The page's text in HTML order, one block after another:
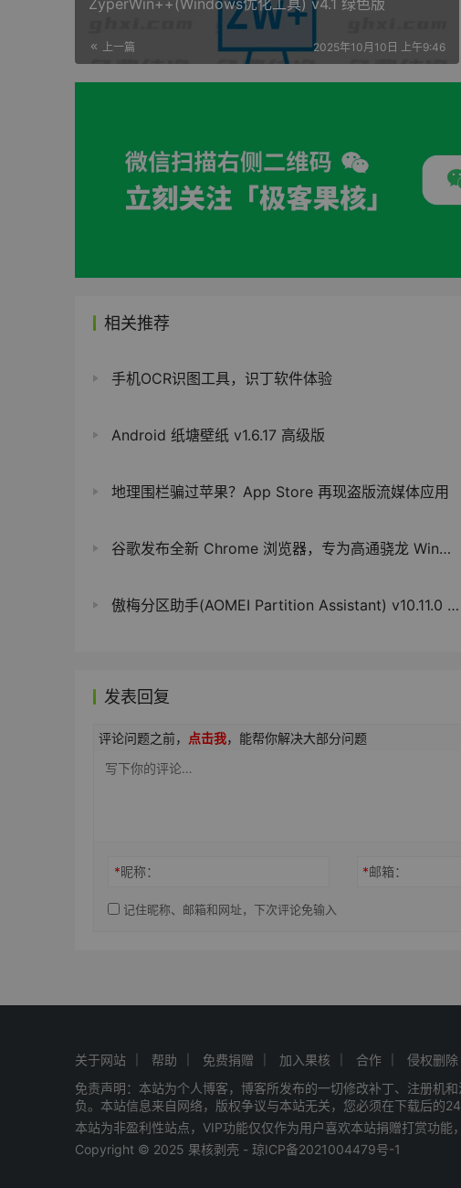
上一篇 2025年10月10日 上午9:46
相关推荐
手机OCR识图工具，识丁软件体验
Android 纸塘壁纸 v1.6.17 高级版
地理围栏骗过苹果？App Store 再现盗版流媒体应用
谷歌发布全新 Chrome 浏览器，专为高通骁龙 Windows Arm PC 设计
傲梅分区助手(AOMEI Partition Assistant) v10.11.0 技术员版
发表回复
评论问题之前， 点击我，能帮你解决大部分问题
*昵称： *邮箱：
记住昵称、邮箱和网址，下次评论免输入
关于网站 帮助 免费捐赠 加入果核 合作 侵权删除
免责声明：本站为个人博客，博客所发布的一切修改补丁、注册机
负。本站信息来自网络，版权争议与本站无关，您必须在下载后的
本站为非盈利性站点，VIP功能仅仅作为用户喜欢本站捐赠打赏功能
Copyright © 2025 果核剥壳 - 琼ICP备2021004479号-1